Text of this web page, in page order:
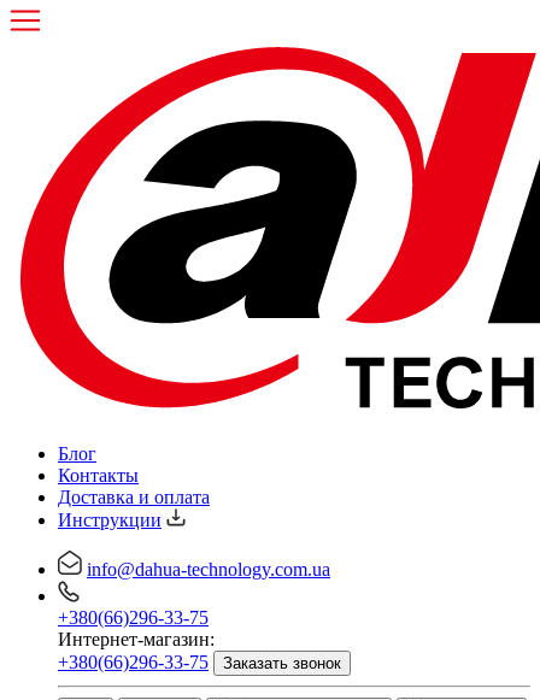
Блог
Контакты
Доставка и оплата
Инструкции
info@dahua-technology.com.ua
+380(66)296-33-75
Интернет-магазин:
+380(66)296-33-75
Заказать звонок